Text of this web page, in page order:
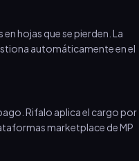
hojas que se pierden. La
automáticamente en el
Rifalo aplica el cargo por
marketplace de MP